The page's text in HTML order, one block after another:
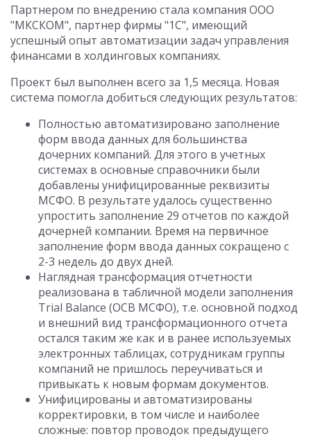
Партнером по внедрению стала компания ООО
"МКСКОМ", партнер фирмы "1С", имеющий
успешный опыт автоматизации задач управления
финансами в холдинговых компаниях.
Проект был выполнен всего за 1,5 месяца. Новая
система помогла добиться следующих результатов:
Полностью автоматизировано заполнение
форм ввода данных для большинства
дочерних компаний. Для этого в учетных
системах в основные справочники были
добавлены унифицированные реквизиты
МСФО. В результате удалось существенно
упростить заполнение 29 отчетов по каждой
дочерней компании. Время на первичное
заполнение форм ввода данных сокращено с
2-3 недель до двух дней.
Наглядная трансформация отчетности
реализована в табличной модели заполнения
Trial Balance (ОСВ МСФО), т.е. основной подход
и внешний вид трансформационного отчета
остался таким же как и в ранее используемых
электронных таблицах, сотрудникам группы
компаний не пришлось переучиваться и
привыкать к новым формам документов.
Унифицированы и автоматизированы
корректировки, в том числе и наиболее
сложные: повтор проводок предыдущего